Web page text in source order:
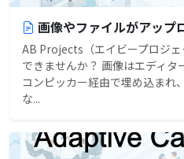
画像やファイルがアップ
AB Projects（エイビープロジ
できませんか？ 画像はエディタ
コンピッカー経由で埋め込ま
な...